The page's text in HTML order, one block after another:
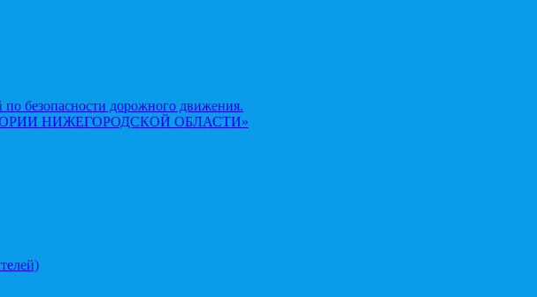
дорожного движения.
НИЖЕГОРОДСКОЙ ОБЛАСТИ»